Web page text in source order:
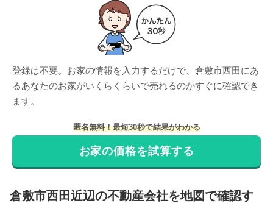
登録は不要。お家の情報を入力するだけで、 倉敷市西田にあ
るあなたのお家がいくらくらいで売れるのかすぐに確認でき
ます。
匿名無料！最短30秒で結果がわかる
お家の価格を試算する
倉敷市西田近辺の不動産会社を地図で確認す